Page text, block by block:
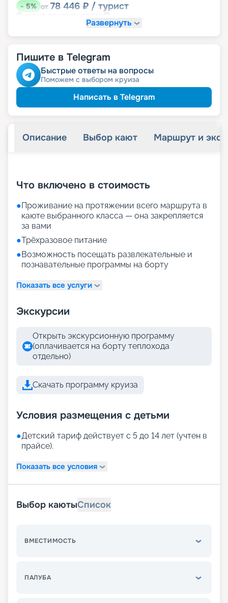
-5% от 78 446 ₽ / турист
Скидка
Развернуть
Пишите в Telegram
Быстрые ответы на вопросы
Поможем с выбором круиза
Написать в Telegram
Описание Выбор кают Маршрут и
Что включено в стоимость
●Проживание на протяжении всего маршрута в
каюте выбранного класса — она закрепляется
за вами
●Трёхразовое питание
●Возможность посещать развлекательные и
познавательные программы на борту
Показать все услуги
Экскурсии
Открыть экскурсионную программу
(оплачивается на борту теплохода
отдельно)
Скачать программу круиза
Условия размещения с детьми
●Детский тариф действует с 5 до 14 лет (учтен в
прайсе).
Показать все условия
Выбор каютыСписок
ВМЕСТИМОСТЬ
ПАЛУБА